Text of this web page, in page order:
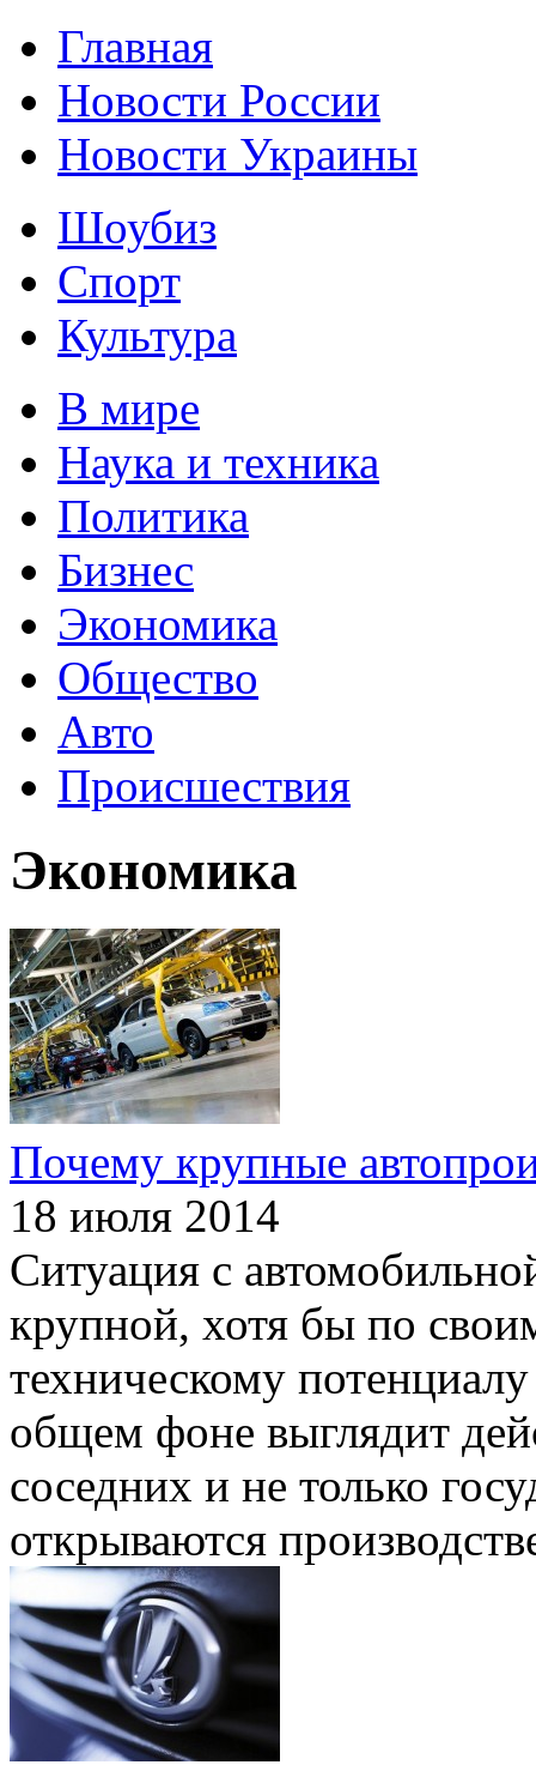
Главная
Новости России
Новости Украины
Шоубиз
Спорт
Культура
В мире
Наука и техника
Политика
Бизнес
Экономика
Общество
Авто
Происшествия
Экономика
Почему крупные
18 июля 2014
Ситуация с
крупной, хотя бы по
техническому
общем фоне выглядит
соседних и не только
открываются